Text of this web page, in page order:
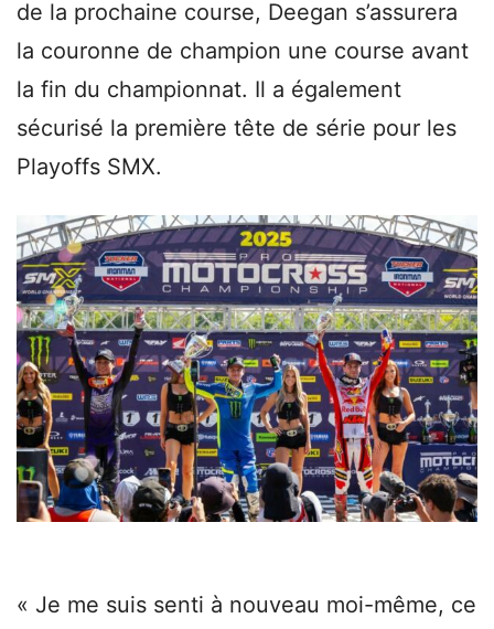
de la prochaine course, Deegan s’assurera
la couronne de champion une course avant
la fin du championnat. Il a également
sécurisé la première tête de série pour les
Playoffs SMX.
« Je me suis senti à nouveau moi-même, ce